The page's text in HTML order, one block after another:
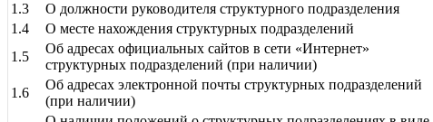
1.3
О должности руководителя структурного подразделения
1.4
О месте нахождения структурных подразделений
1.5
Об адресах официальных сайтов в сети «Интернет»
структурных подразделений (при наличии)
1.6
Об адресах электронной почты структурных подразделений
(при наличии)